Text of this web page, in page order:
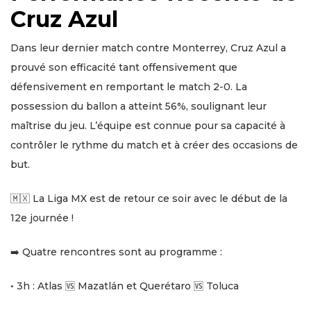
Cruz Azul
Dans leur dernier match contre Monterrey, Cruz Azul a
prouvé son efficacité tant offensivement que
défensivement en remportant le match 2-0. La
possession du ballon a atteint 56%, soulignant leur
maîtrise du jeu. L’équipe est connue pour sa capacité à
contrôler le rythme du match et à créer des occasions de
but.
🇲🇽 La Liga MX est de retour ce soir avec le début de la
12e journée !
➡️ Quatre rencontres sont au programme :
• 3h : Atlas 🆚 Mazatlán et Querétaro 🆚 Toluca